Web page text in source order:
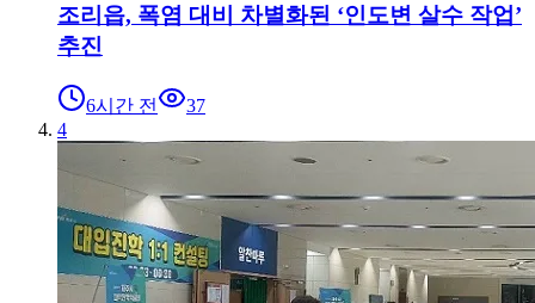
조리읍, 폭염 대비 차별화된 ‘인도변 살수 작업’
추진
6시간 전
37
4